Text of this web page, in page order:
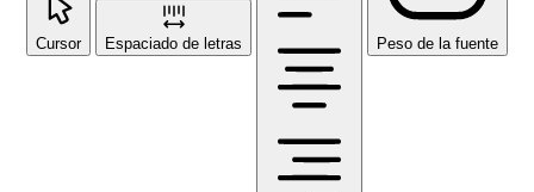
Cursor Espaciado de letras Peso de la fuente